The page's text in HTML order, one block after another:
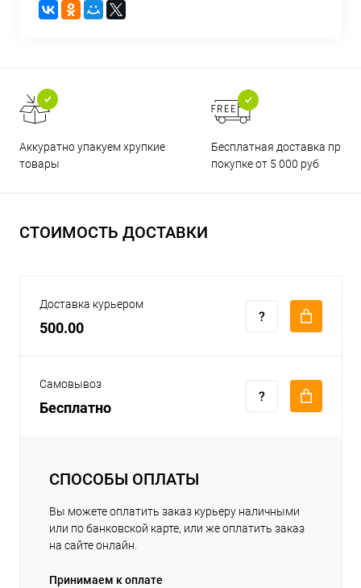
Аккуратно упакуем хрупкие
товары
Бесплатная доставка при
покупке от 5 000 руб
СТОИМОСТЬ ДОСТАВКИ
Доставка курьером
500.00
Самовывоз
Бесплатно
СПОСОБЫ ОПЛАТЫ
Вы можете оплатить заказ курьеру наличными
или по банковской карте, или же оплатить заказ
на сайте онлайн.
Принимаем к оплате